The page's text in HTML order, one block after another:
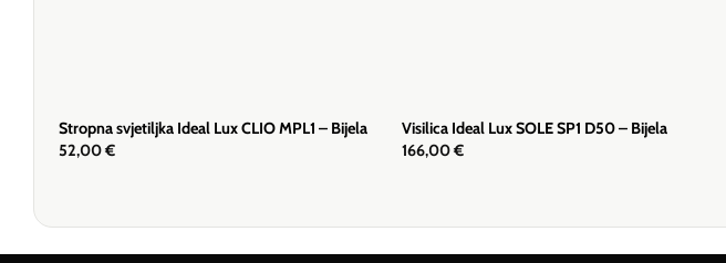
Stropna svjetiljka Ideal Lux CLIO MPL1 – Bijela
52,00€
Visilica Ideal Lux SOLE SP1 D50 – Bijela
166,00€